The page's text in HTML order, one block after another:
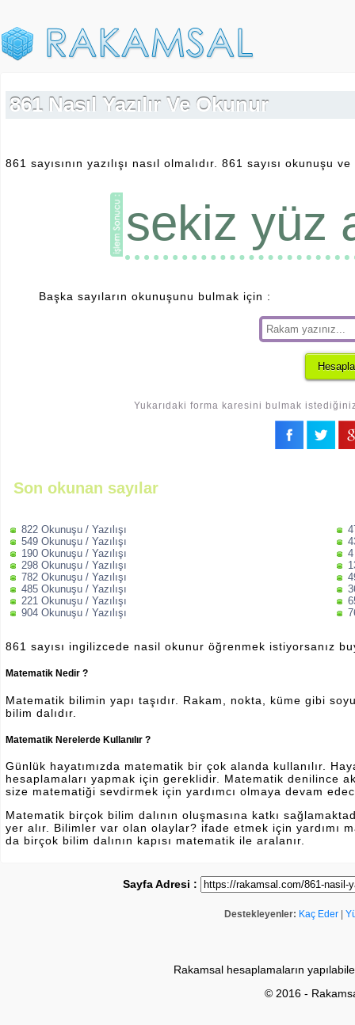
861 Nasıl Yazılır Ve Okunur
861 sayısının yazılışı nasıl olmalıdır. 861 sayısı okunuşu
sekiz yüz
Başka sayıların okunuşunu bulmak için :
Yukarıdaki forma karesini bulmak
Son okunan sayılar
822 Okunuşu / Yazılışı
549 Okunuşu / Yazılışı
190 Okunuşu / Yazılışı
298 Okunuşu / Yazılışı
782 Okunuşu / Yazılışı
485 Okunuşu / Yazılışı
221 Okunuşu / Yazılışı
904 Okunuşu / Yazılışı
4
861 sayısı ingilizcede nasil okunur öğrenmek istiyorsanız
Matematik Nedir ?
Matematik bilimin yapı taşıdır. Rakam, nokta, küme gibi
bilim dalıdır.
Matematik Nerelerde Kullanılır ?
Günlük hayatımızda matematik bir çok alanda kullanılır.
hesaplamaları yapmak için gereklidir. Matematik denilince
size matematiği sevdirmek için yardımcı olmaya devam
Matematik birçok bilim dalının oluşmasına katkı
yer alır. Bilimler var olan olaylar? ifade etmek için yardımı
da birçok bilim dalının kapısı matematik ile aralanır.
Sayfa Adresi :
Destekleyenler: Kaç Eder
Rakamsal hesaplamaların
© 2016 -